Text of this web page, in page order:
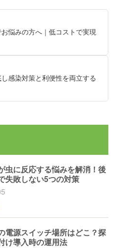
悩みの方へ｜低コストで実現
感染対策と利便性を両立する
虫に反応する悩みを解消！後
失敗しない5つの対策
電源スイッチ場所はどこ？探
け導入時の運用法